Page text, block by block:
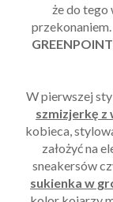
że do tego
GREENPOINT
W pierwszej
szmizjerkę z
kobieca,
założyć na
sneakersów
sukienka w